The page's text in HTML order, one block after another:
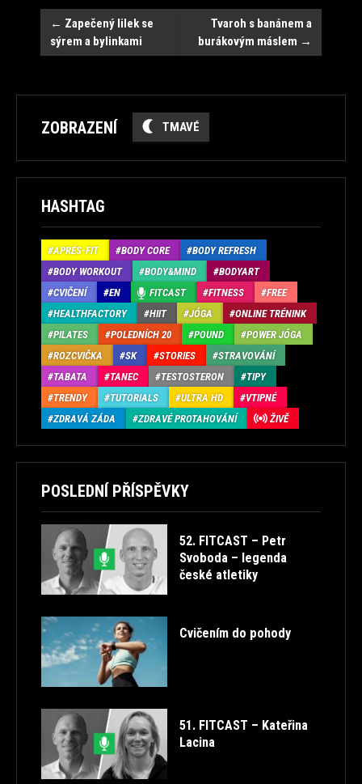
Navigace
← Zapečený lilek se
sýrem a bylinkami
Tvaroh s banánem a
burákovým máslem →
ZOBRAZENÍ TMAVÉ
HASHTAG
APRÉS-FIT BODY CORE
BODY REFRESH
BODY WORKOUT
BODY&MIND
BODYART
CVIČENÍ
EN FITCAST FITNESS
FREE
HEALTHFACTORY
HIIT JÓGA
ONLINE TRÉNINK
PILATES
POLEDNÍCH 20 POUND
POWER JÓGA
ROZCVIČKA
SK STORIES
STRAVOVÁNÍ
TABATA
TANEC TESTOSTERON
TIPY
TRENDY
TUTORIALS ULTRA HD
VTIPNÉ
ZDRAVÁ ZÁDA
ZDRAVÉ PROTAHOVÁNÍ ŽIVĚ
POSLEDNÍ PŘÍSPĚVKY
52. FITCAST – Petr
Svoboda – legenda
české atletiky
Cvičením do pohody
51. FITCAST – Kateřina
Lacina